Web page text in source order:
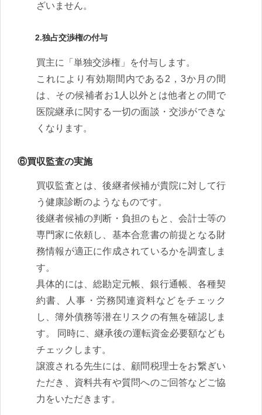
ざいません。
2.独占交渉権の付与
買主に「単独交渉権」を付与します。
これにより有効期間内である2，3か月の間
は、その候補者お1人以外とは他者との間で
医院継承に関する一切の面談・交渉ができな
くなります。
⑥買収監査の実施
買収監査とは、後継者候補が貴院に対して行
う健康診断のようなものです。
後継者候補の判断・負担のもと、会計士等の
専門家に依頼し、基本合意書の前提となる財
務情報が適正に作成されているかを調査しま
す。
具体的には、総勘定元帳、銀行通帳、各種契
約書、人事・労務関連資料などをチェック
し、簿外債務等潜在リスクの有無を確認しま
す。 同時に、継承後の運転資金必要額なども
チェックします。
譲渡される先生には、顧問税理士をお繋ぎい
ただき、資料共有や質問へのご回答などご協
力をいただきます。